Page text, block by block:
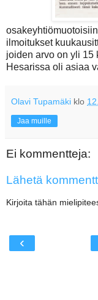
ilmoitukset
joiden arvo on yli 15
Hesarissa oli asiaa
Olavi Tupamäki klo
Jaa muille
Ei kommentteja:
Lähetä
Kirjoita tähän
‹